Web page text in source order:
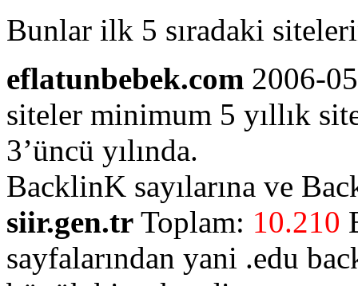
Bunlar ilk 5 sıradaki
eflatunbebek.com 2006-
siteler minimum 5 yıllık
3’üncü yılında.
BacklinK sayılarına ve
siir.gen.tr Toplam: 10.210
sayfalarından yani .edu